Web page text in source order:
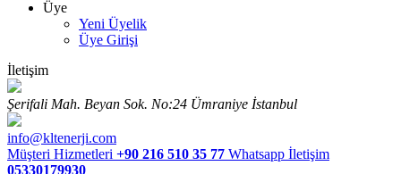
Üye
Yeni Üyelik
Üye Girişi
İletişim
Şerifali Mah. Beyan Sok. No:24 Ümraniye İstanbul
info@kltenerji.com
Müşteri Hizmetleri +90 216 510 35 77 Whatsapp İletişim
05330179930